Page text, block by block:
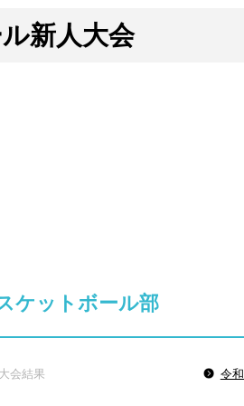
新人大会
ケットボール部
会結果 令